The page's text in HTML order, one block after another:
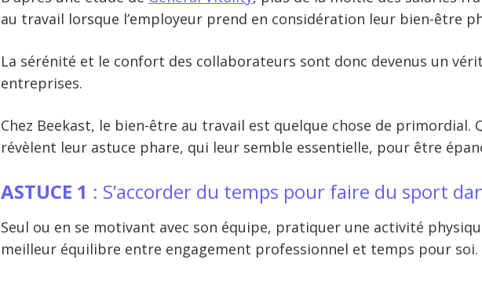
au travail lorsque l’employeur prend en considération leur bien-être
La sérénité et le confort des collaborateurs sont donc devenus un
entreprises.
Chez Beekast, le bien-être au travail est quelque chose de primordial.
révèlent leur astuce phare, qui leur semble essentielle, pour être
ASTUCE 1 : S’accorder du temps pour faire du sport
Seul ou en se motivant avec son équipe, pratiquer une activité
meilleur équilibre entre engagement professionnel et temps pour soi.